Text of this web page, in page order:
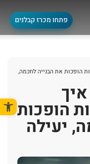
פתח
פתחו מכרז קבלנים
הופכות את הבנייה לחכמה,
הופכות
יעילה